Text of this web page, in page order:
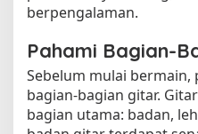
berpengalaman.
Pahami Bagian-
Sebelum mulai
bagian-bagian gitar.
bagian utama: badan,